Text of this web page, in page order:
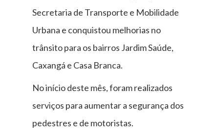
Secretaria de Transporte e Mobilidade
Urbana e conquistou melhorias no
trânsito para os bairros Jardim Saúde,
Caxangá e Casa Branca.
No início deste mês, foram realizados
serviços para aumentar a segurança dos
pedestres e de motoristas.